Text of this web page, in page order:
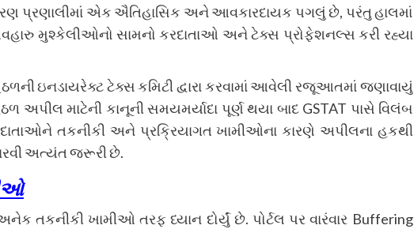
પ્રણાલીમાં એક ઐતિહાસિક અને આવકારદાયક પગલું છે, પરંતુ હાલમાં
મુશ્કેલીઓનો સામનો કરદાતાઓ અને ટેક્સ પ્રોફેશનલ્સ કરી રહ્યા
ઇનડાયરેક્ટ ટેક્સ કમિટી દ્વારા કરવામાં આવેલી રજૂઆતમાં જણાવાયું
અપીલ માટેની કાનૂની સમયમર્યાદા પૂર્ણ થયા બાદ GSTAT પાસે વિલંબ
તકનીકી અને પ્રક્રિયાગત ખામીઓના કારણે અપીલના હકથી
અત્યંત જરૂરી છે.
તકનીકી ખામીઓ તરફ ધ્યાન દોર્યું છે. પોર્ટલ પર વારંવાર Buffering